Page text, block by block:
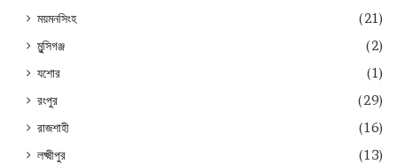
ময়মনসিংহ
(21)
মুন্সিগঞ্জ
(2)
যশোর
(1)
রংপুর
(29)
রাজশাহী
(16)
লক্ষ্মীপুর
(13)